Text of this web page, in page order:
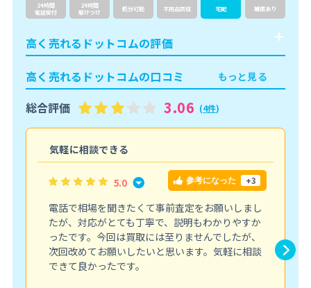
24時間
電話受付
24時間
駆けつけ
処分可能 不用品回収 宅配 補償あり
高く売れるドットコムの評価
高く売れるドットコムの口コミ
もっと見る
総合評価 3.06 (4件)
気軽に相談できる
5.0 参考になった +3
電話で相場を聞きたくて事前査定をお願いしまし
たが、対応がとても丁寧で、説明もわかりやすか
ったです。今回は買取には至りませんでしたが、
次回改めてお願いしたいと思います。気軽に相談
できて良かったです。